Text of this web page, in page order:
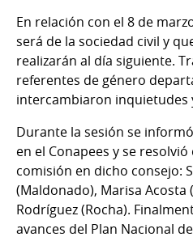
En relación con el 8 de
será de la sociedad civil y
realizarán al día siguiente.
referentes de género
intercambiaron inquietudes
Durante la sesión se
en el Conapees y se
comisión en dicho consejo:
(Maldonado), Marisa Acosta
Rodríguez (Rocha).
avances del Plan Nacional